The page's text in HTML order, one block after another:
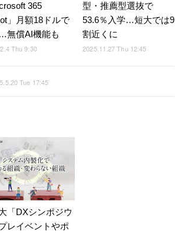
365
」月額18ドルで
無償AI機能も
Thu 9:30
型・推薦型選抜で
53.6％入学…短大では9
割近くに
2025.11.27 Thu 12:45
Tue 17:45
「DXシンポジウ
レイベントやポ